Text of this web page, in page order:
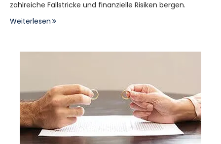
zahlreiche Fallstricke und finanzielle Risiken bergen.
Weiterlesen